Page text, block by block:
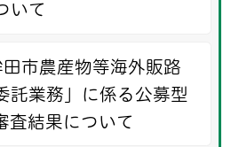
いて
田市農産物等海外販路
託業務」に係る公募型
査結果について